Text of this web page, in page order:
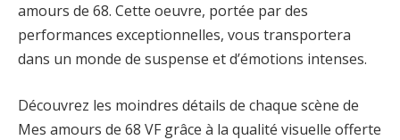
amours de 68. Cette oeuvre, portée par des
performances exceptionnelles, vous transportera
dans un monde de suspense et d’émotions intenses.
Découvrez les moindres détails de chaque scène de
Mes amours de 68 VF grâce à la qualité visuelle offerte